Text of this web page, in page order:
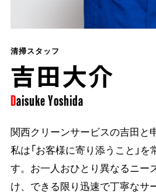
清掃スタッフ
吉田大介
DaisukeYoshida
関西クリーンサービスの吉田と
私は「お客様に寄り添うこと」
す。お一人おひとり異なるニー
け、できる限り迅速で丁寧なサ